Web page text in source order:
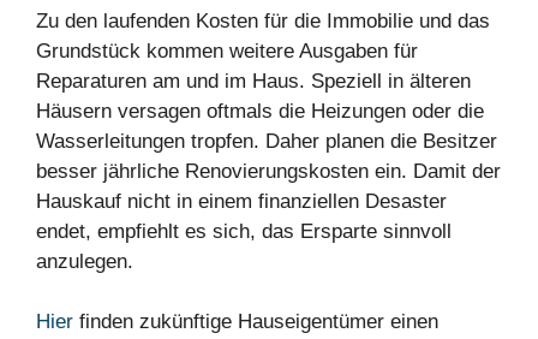
Zu den laufenden Kosten für die Immobilie und das
Grundstück kommen weitere Ausgaben für
Reparaturen am und im Haus. Speziell in älteren
Häusern versagen oftmals die Heizungen oder die
Wasserleitungen tropfen. Daher planen die Besitzer
besser jährliche Renovierungskosten ein. Damit der
Hauskauf nicht in einem finanziellen Desaster
endet, empfiehlt es sich, das Ersparte sinnvoll
anzulegen.
Hier finden zukünftige Hauseigentümer einen